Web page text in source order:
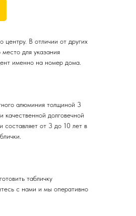
В отличии от других
для указания
именно на номер дома.
алюминия толщиной 3
долговечной
составляет от 3 до 10 лет в
табличку
с нами и мы оперативно